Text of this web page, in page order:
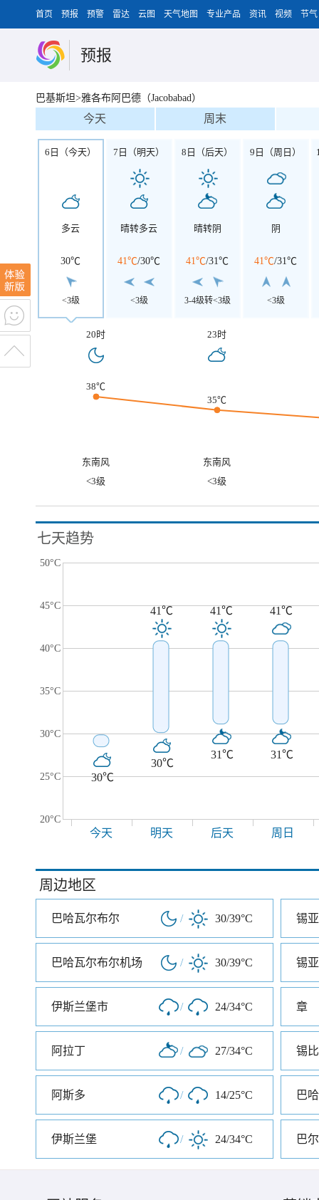
首页 预报 预警 雷达 云图 天气地图 专业产品 资讯 视频 节气
预报
巴基斯坦>雅各布阿巴德（Jacobabad）
今天 周末
6日（今天）
多云
30℃
<3级
7日（明天）
晴转多云
41℃/30℃
<3级
8日（后天）
晴转阴
41℃/31℃
3-4级转<3级
9日（周日）
阴
41℃/31℃
<3级
20时 23时
38℃
35℃
东南风
东南风
<3级
<3级
七天趋势
50°C
45°C
40°C
35°C
30°C
25°C
20°C
30℃
41℃
30℃
41℃
31℃
41℃
31℃
今天 明天 后天 周日
周边地区
巴哈瓦尔布尔 / 30/39°C 锡
巴哈瓦尔布尔机场 / 30/39°C 锡
伊斯兰堡市 / 24/34°C 章
阿拉丁 / 27/34°C 锡比
阿斯多 / 14/25°C 巴
伊斯兰堡 / 24/34°C 巴